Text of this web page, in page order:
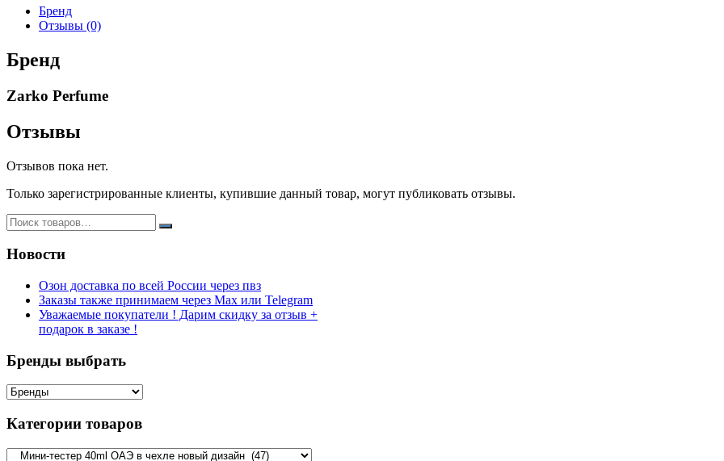
(чехол)
Бренд
Отзывы (0)
Бренд
Zarko Perfume
Отзывы
Отзывов пока нет.
Только зарегистрированные клиенты, купившие данный товар, могут публиковать отзывы.
Новости
Озон доставка по всей России через пвз
Заказы также принимаем через Max или Telegram
Уважаемые покупатели ! Дарим скидку за отзыв +
подарок в заказе !
Бренды выбрать
Категории товаров